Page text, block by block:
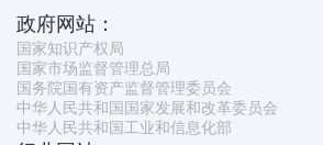
政府网站：
国家知识产权局
国家市场监督管理总局
国务院国有资产监督管理委员会
中华人民共和国国家发展和改革委员会
中华人民共和国工业和信息化部